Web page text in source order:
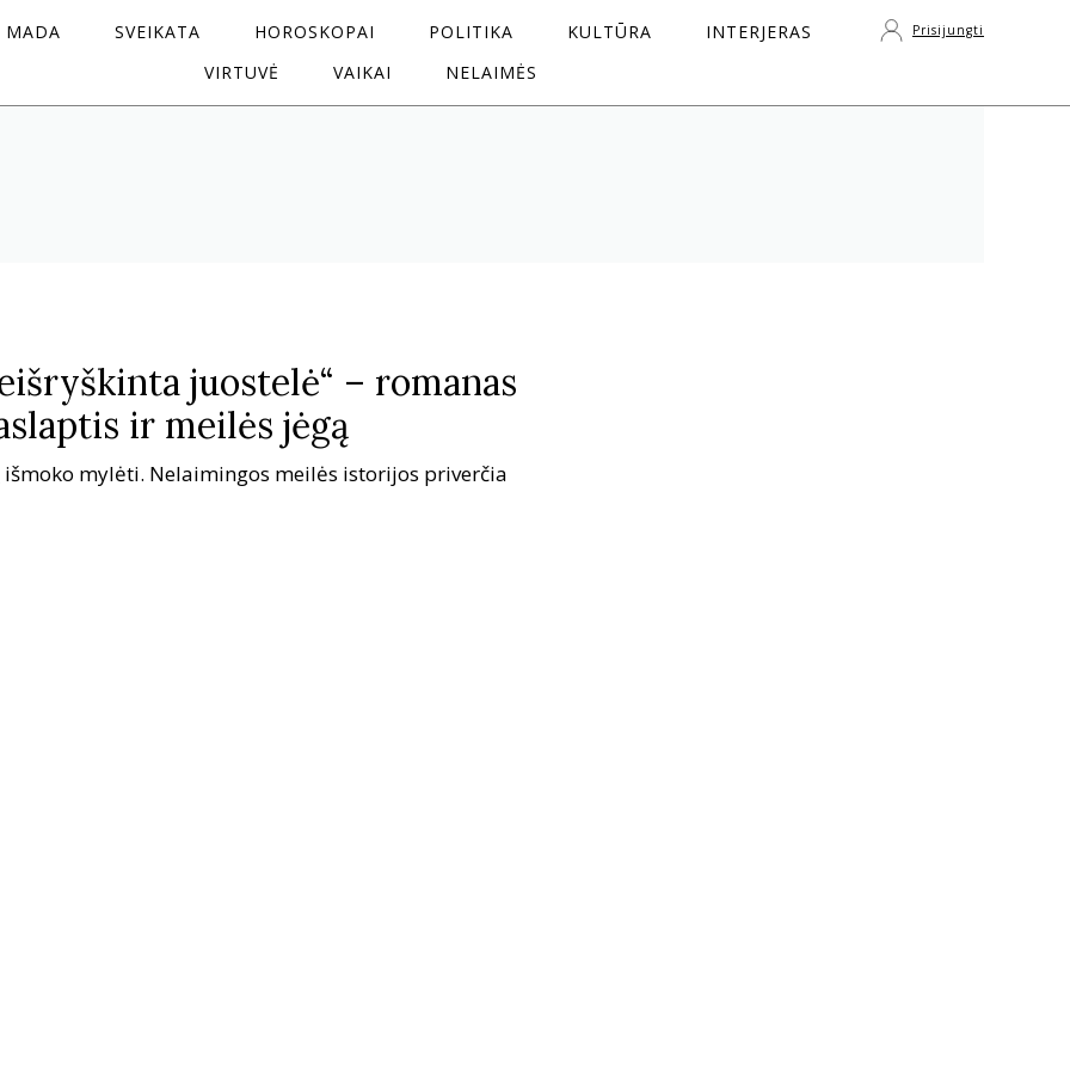
MADA SVEIKATA HOROSKOPAI POLITIKA KULTŪRA
INTERJERAS
VIRTUVĖ
VAIKAI NELAIMĖS
Prisijungti
juostelė“ – romanas
ir meilės jėgą
išmoko mylėti. Nelaimingos meilės istorijos priverčia